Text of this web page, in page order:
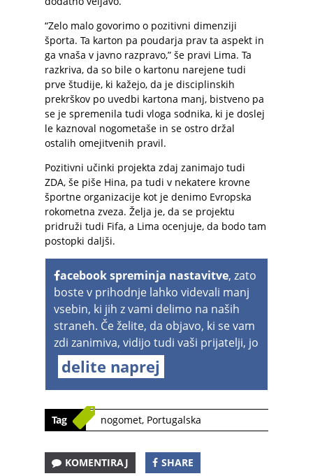
“Zelo malo govorimo o pozitivni dimenziji
športa. Ta karton pa poudarja prav ta aspekt in
ga vnaša v javno razpravo,” še pravi Lima. Ta
razkriva, da so bile o kartonu narejene tudi
prve študije, ki kažejo, da je disciplinskih
prekrškov po uvedbi kartona manj, bistveno pa
se je spremenila tudi vloga sodnika, ki je doslej
le kaznoval nogometaše in se ostro držal
ostalih omejitvenih pravil.
Pozitivni učinki projekta zdaj zanimajo tudi
ZDA, še piše Hina, pa tudi v nekatere krovne
športne organizacije kot je denimo Evropska
rokometna zveza. Želja je, da se projektu
pridruži tudi Fifa, a Lima ocenjuje, da bodo tam
postopki daljši.
acebook spreminja nastavitve, zato
boste v prihodnje lahko videvali manj
vsebin, ki jih z vami delimo na naših
straneh. Če želite, da objavo, ki se vam
zdi zanimiva, vidijo tudi vaši prijatelji, jo
delite naprej
Tag nogomet, Portugalska
KOMENTIRAJ SHARE